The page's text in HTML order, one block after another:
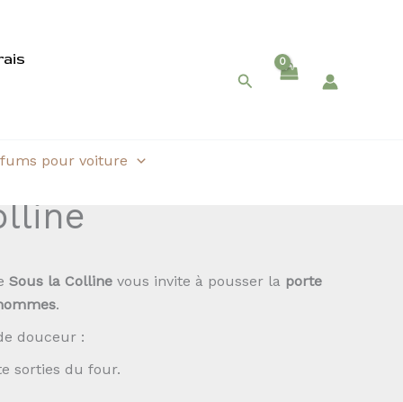
Rechercher
pour voiture
Sous la Colline vous invite à pousser la porte
.
douceur :
sorties du four.